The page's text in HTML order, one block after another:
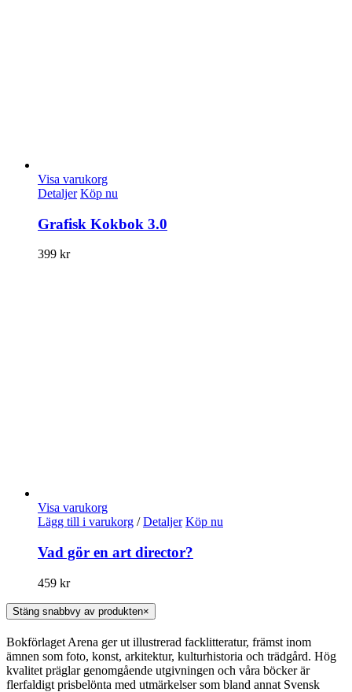
Visa varukorg
Detaljer Köp nu
Grafisk Kokbok 3.0
399 kr
Visa varukorg
Lägg till i varukorg / Detaljer Köp nu
Vad gör en art director?
459 kr
Stäng snabbvy av produkten×
Bokförlaget Arena ger ut illustrerad facklitteratur, främst inom
ämnen som foto, konst, arkitektur, kulturhistoria och trädgård. Hög
kvalitet präglar genomgående utgivningen och våra böcker är
flerfaldigt prisbelönta med utmärkelser som bland annat Svensk